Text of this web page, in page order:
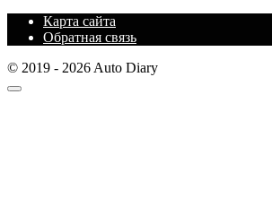
Карта сайта
Обратная связь
© 2019 - 2026 Auto Diary